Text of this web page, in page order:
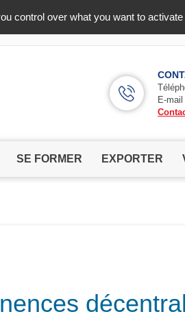
E-mail
SE FORMER EXPORTER
control over what you want to activate